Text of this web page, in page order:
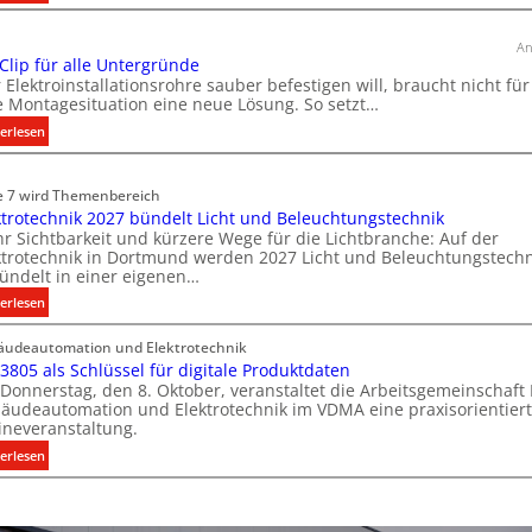
T
r
k
o
m
m
n
i
k
a
t
i
o
n
m
i
t
S
y
s
für alle Untergründe
Elektroinstallationsrohre sauber befestigen will, braucht nicht für
Montagesituation eine neue Lösung. So setzt…
:
E
n
C
l
i
p
f
r
a
l
l
e
U
7 wird Themenbereich
2027 bündelt Licht und Beleuchtungstechnik
Sichtbarkeit und kürzere Wege für die Lichtbranche: Auf der
in Dortmund werden 2027 Licht und
in einer eigenen…
:
E
l
e
k
t
r
o
t
c
und Elektrotechnik
als Schlüssel für digitale Produktdaten
den 8. Oktober, veranstaltet die Arbeitsgemeinschaft
und Elektrotechnik im VDMA eine
:
V